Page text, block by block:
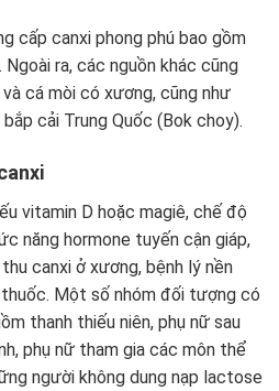
cấp canxi phong phú bao gồm
ra, các nguồn khác cũng
cá mòi có xương, cũng như
cải Trung Quốc (Bok choy).
vitamin D hoặc magiê, chế độ
năng hormone tuyến cận giáp,
canxi ở xương, bệnh lý nền
Một số nhóm đối tượng có
thanh thiếu niên, phụ nữ sau
phụ nữ tham gia các môn thể
người không dung nạp lactose